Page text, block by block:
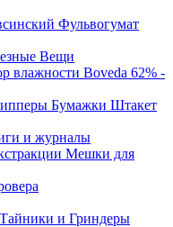
Фульвогумат
Вещи
Boveda 62% -
Бумажки Штакет
и журналы
Мешки для
Тайники и Гриндеры